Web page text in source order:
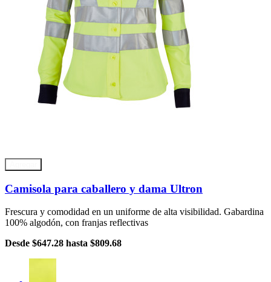
Camisola para caballero y dama Ultron
Frescura y comodidad en un uniforme de alta visibilidad. Gabardina
100% algodón, con franjas reflectivas
Desde $647.28 hasta $809.68